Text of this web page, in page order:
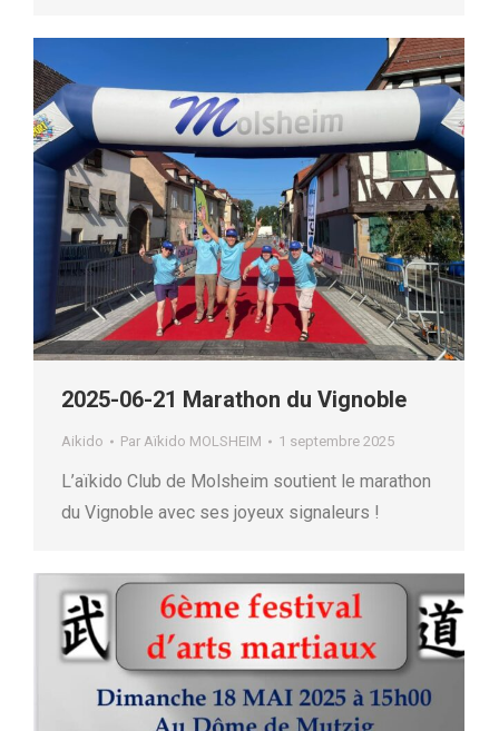
2025-06-21 Marathon du Vignoble
Aikido Par Aïkido MOLSHEIM 1 septembre 2025
L’aïkido Club de Molsheim soutient le marathon
du Vignoble avec ses joyeux signaleurs !